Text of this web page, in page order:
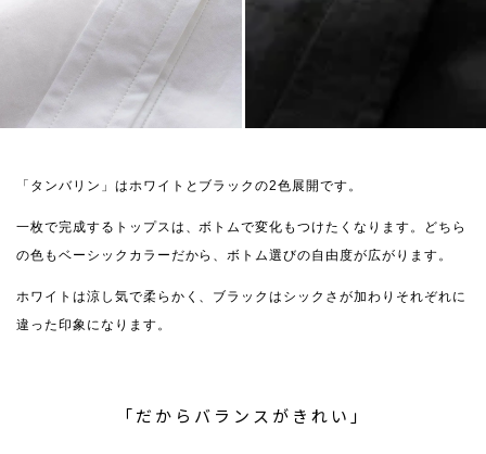
「タンバリン」はホワイトとブラックの2色展開です。
一枚で完成するトップスは、ボトムで変化もつけたくなります。どちら
の色もベーシックカラーだから、ボトム選びの自由度が広がります。
ホワイトは涼し気で柔らかく、ブラックはシックさが加わりそれぞれに
違った印象になります。
「だからバランスがきれい」